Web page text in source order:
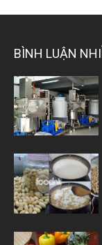
BÌNH LUẬN